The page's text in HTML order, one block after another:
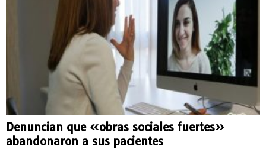
Denuncian que «obras sociales fuertes»
abandonaron a sus pacientes